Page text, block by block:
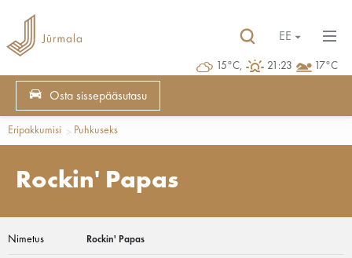
15°C, 21:23 17°C
EE
Osta sissepääsutasu
Eripakkumisi Puhkuseks
Rockin' Papas
Nimetus Rockin' Papas